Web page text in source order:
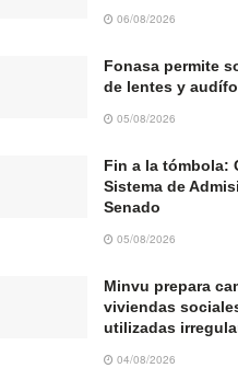
06/08/2026
Fonasa permite
de lentes y
05/08/2026
Fin a la tómbola:
Sistema de
Senado
05/08/2026
Minvu prepara
viviendas
utilizadas
04/08/2026